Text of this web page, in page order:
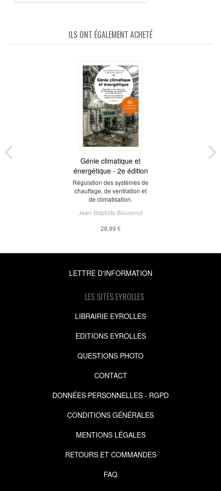
ILS ONT ÉGALEMENT ACHETÉ
Génie climatique et
énergétique - 2e édition
Régulation des systèmes de
chauffage, de ventilation et
de climatisation.
Jean-Baptiste Bouvenot
28,99 €
LETTRE D'INFORMATION
LES SITES EYROLLES
LIBRAIRIE EYROLLES
EDITIONS EYROLLES
QUESTIONS PHOTO
CONTACT
DONNÉES PERSONNELLES - RGPD
CONDITIONS GÉNÉRALES
MENTIONS LÉGALES
RETOURS ET COMMANDES
FAQ